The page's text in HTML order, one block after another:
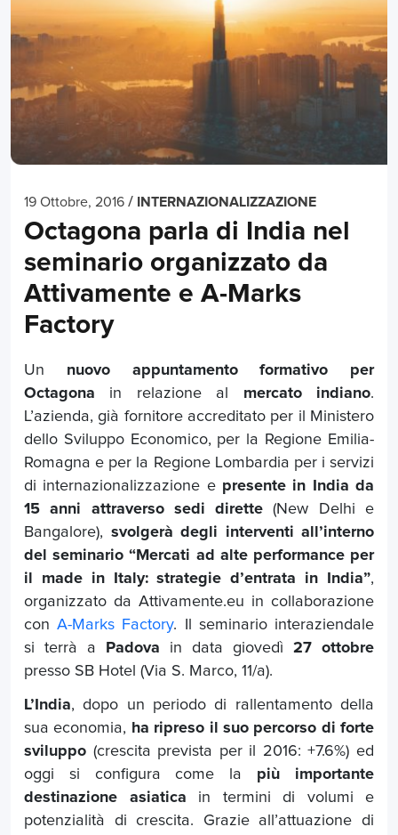
19 Ottobre, 2016 / INTERNAZIONALIZZAZIONE
Octagona parla di India nel
seminario organizzato da
Attivamente e A-Marks
Factory
Un nuovo appuntamento formativo per
Octagona in relazione al mercato indiano.
L’azienda, già fornitore accreditato per il Ministero
dello Sviluppo Economico, per la Regione Emilia-
Romagna e per la Regione Lombardia per i servizi
di internazionalizzazione e presente in India da
15 anni attraverso sedi dirette (New Delhi e
Bangalore), svolgerà degli interventi all’interno
del seminario “Mercati ad alte performance per
il made in Italy: strategie d’entrata in India”,
organizzato da Attivamente.eu in collaborazione
conA-Marks Factory. Il seminario interaziendale
si terrà a
Padova in data giovedì 27 ottobre
presso SB Hotel (Via S. Marco, 11/a).
L’India, dopo un periodo di rallentamento della
sua economia, ha ripreso il suo percorso di forte
sviluppo (crescita prevista per il 2016: +7.6%) ed
oggi si configura come la più importante
destinazione asiatica in termini di volumi e
potenzialità di crescita. Grazie all’attuazione di